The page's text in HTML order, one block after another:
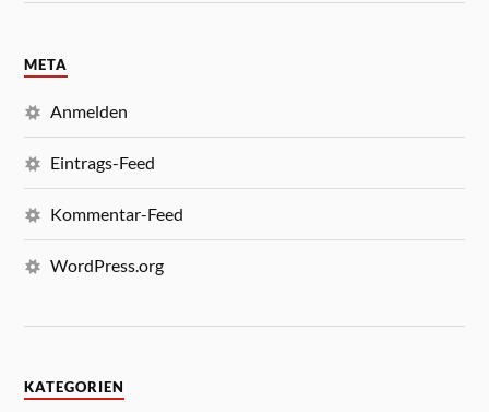
META
Anmelden
Eintrags-Feed
Kommentar-Feed
WordPress.org
KATEGORIEN